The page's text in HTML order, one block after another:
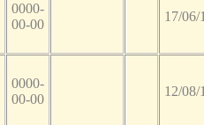
0000-
00-00
17/06/
0000-
00-00
12/08/